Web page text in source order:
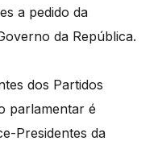
a pedido da
da República.
dos Partidos
parlamentar é
Presidentes da